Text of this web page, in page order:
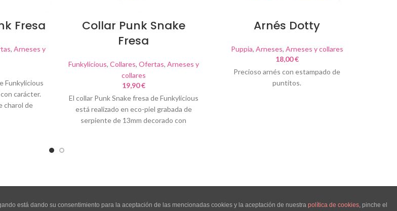
Fresa
, Arneses y
Funkylicious
carácter.
charol de
Collar Punk Snake
Fresa
Funkylicious, Collares, Ofertas, Arneses y
collares
19,90€
El collar Punk Snake fresa de Funkylicious
está realizado en eco-piel grabada de
serpiente de 13mm decorado con
Arnés Dotty
Puppia, Arneses, Arneses y collares
18,00€
Precioso arnés con estampado de
puntitos.
está dando su consentimiento para la aceptación de las mencionadas cookies y la aceptación de nuestra política de cookies, pinche el